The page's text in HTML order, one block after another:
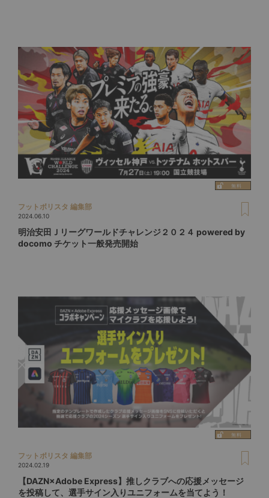
フットボリスタ 編集部
2024.06.10
明治安田Ｊリーグワールドチャレンジ２０２４ powered by
docomo チケット一般発売開始
フットボリスタ 編集部
2024.02.19
【DAZN×Adobe Express】推しクラブへの応援メッセージ
を投稿して、選手サイン入りユニフォームを当てよう！